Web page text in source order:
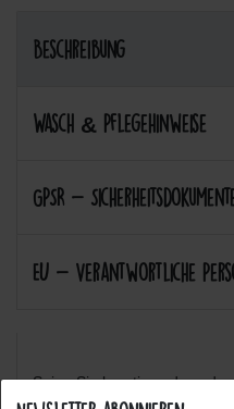
Beschreibung
Wasch & Pflegehinweise
GPSR -
EU - Verantwortliche
Seien Sie kreativ und
verschiedenen Motiven